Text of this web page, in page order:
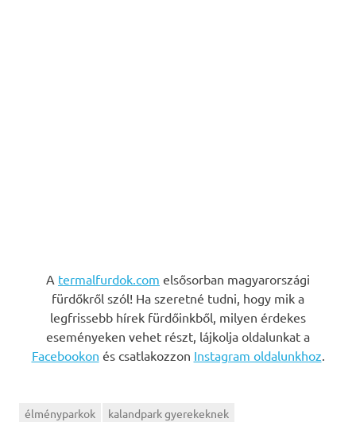
A termalfurdok.com elsősorban magyarországi
fürdőkről szól! Ha szeretné tudni, hogy mik a
legfrissebb hírek fürdőinkből, milyen érdekes
eseményeken vehet részt, lájkolja oldalunkat a
Facebookon és csatlakozzon Instagram oldalunkhoz.
élményparkok
kalandpark gyerekeknek